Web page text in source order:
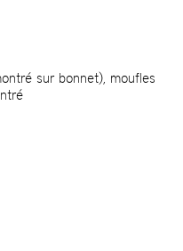
sur bonnet), moufles